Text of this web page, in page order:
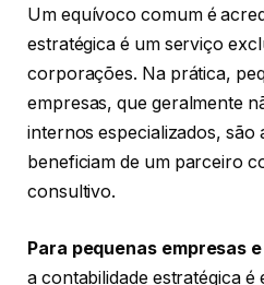
Um equívoco comum é
estratégica é um serviço
corporações. Na prática,
empresas, que geralmente
internos especializados, são
beneficiam de um parceiro
consultivo.
Para pequenas empresas
a contabilidade estratégica é